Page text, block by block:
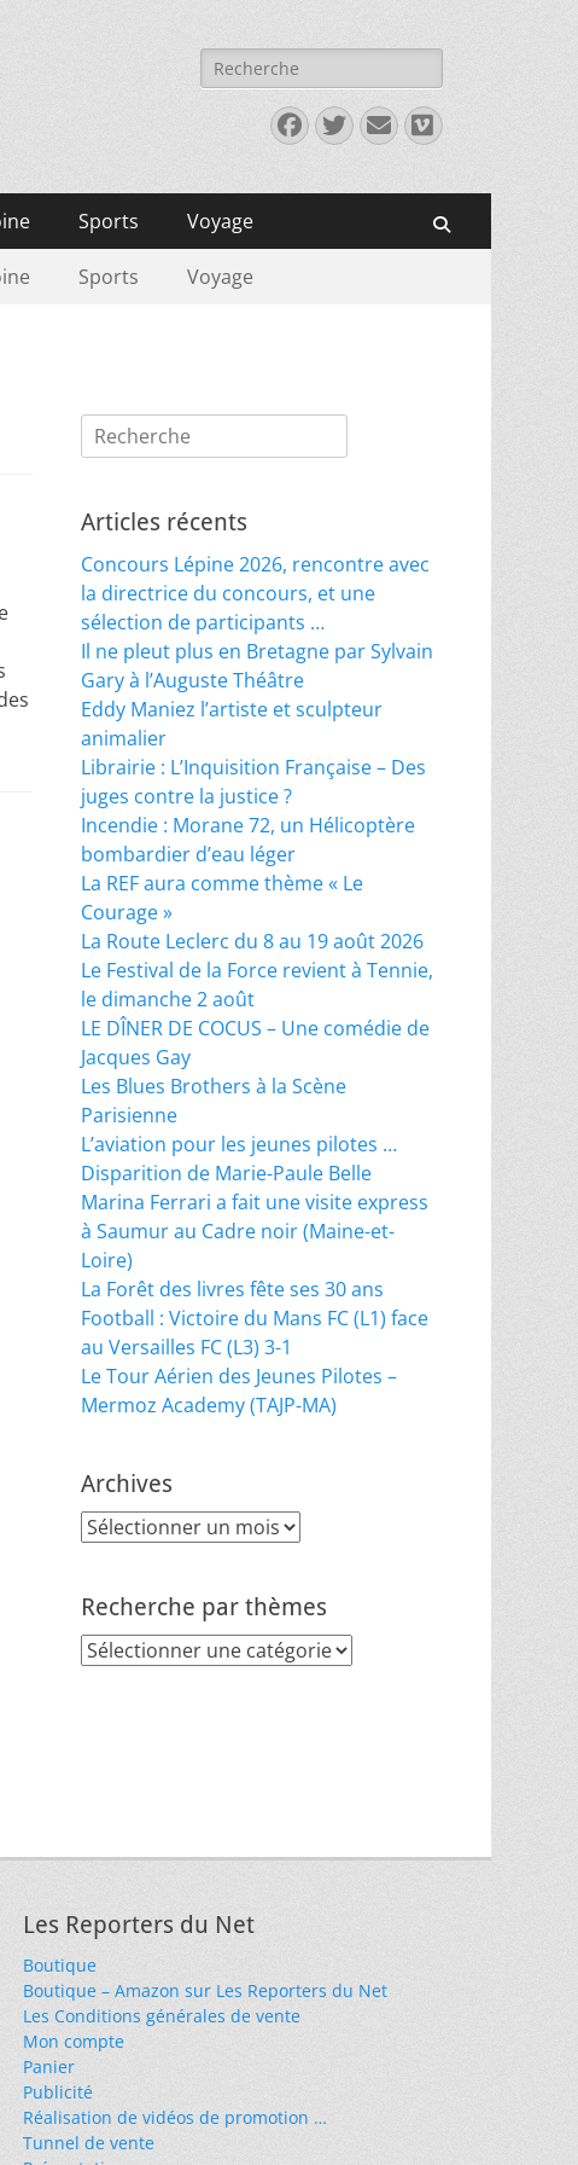
Rechercher :
Facebook
Twitter
E-
mail
Vimeo
Sports Voyage
Sports Voyage
Rechercher :
Articles récents
Concours Lépine 2026, rencontre avec
la directrice du concours, et une
sélection de participants …
Il ne pleut plus en Bretagne par Sylvain
Gary à l’Auguste Théâtre
Eddy Maniez l’artiste et sculpteur
animalier
Librairie : L’Inquisition Française – Des
juges contre la justice ?
Incendie : Morane 72, un Hélicoptère
bombardier d’eau léger
La REF aura comme thème « Le
Courage »
La Route Leclerc du 8 au 19 août 2026
Le Festival de la Force revient à Tennie,
le dimanche 2 août
LE DÎNER DE COCUS – Une comédie de
Jacques Gay
Les Blues Brothers à la Scène
Parisienne
L’aviation pour les jeunes pilotes …
Disparition de Marie-Paule Belle
Marina Ferrari a fait une visite express
à Saumur au Cadre noir (Maine-et-
Loire)
La Forêt des livres fête ses 30 ans
Football : Victoire du Mans FC (L1) face
au Versailles FC (L3) 3-1
Le Tour Aérien des Jeunes Pilotes –
Mermoz Academy (TAJP-MA)
Archives
Archives
Recherche par thèmes
Recherche
Les Reporters du Net
Boutique
Boutique – Amazon sur Les Reporters du Net
Les Conditions générales de vente
Mon compte
Panier
Publicité
Réalisation de vidéos de promotion …
Tunnel de vente